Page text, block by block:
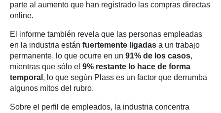
parte al aumento que han registrado las compras directas
online.
El informe también revela que las personas empleadas
en la industria están fuertemente ligadas a un trabajo
permanente, lo que ocurre en un 91% de los casos,
mientras que sólo el 9% restante lo hace de forma
temporal , lo que según Plass es un factor que derrumba
algunos mitos del rubro.
Sobre el perfil de empleados, la industria concentra